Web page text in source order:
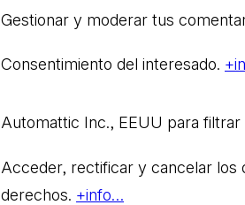
Gestionar y moderar tus
Consentimiento del interesado.
Automattic Inc., EEUU para filtrar
Acceder, rectificar y cancelar los
derechos. +info…